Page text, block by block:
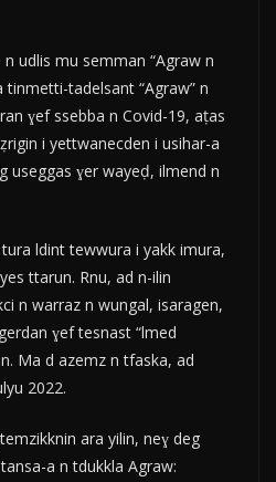
udlis mu semman “Agraw n
tadelsant “Agraw” n
ɣef ssebba n Covid-19, aṭas
i yettwanecden i usihar-a
useggas ɣer wayeḍ, ilmend n
ldint tewwura i yakk imura,
ttarun. Rnu, ad n-ilin
n warraz n wungal, isaragen,
ɣef tesnast “lmed
Ma d azemz n tfaska, ad
2022.
ara yilin, neɣ deg
a n tdukkla Agraw: